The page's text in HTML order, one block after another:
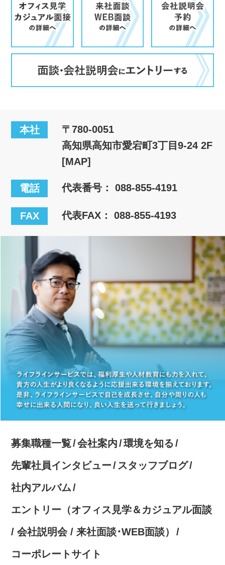
本社
〒780-0051
高知県高知市愛宕町3丁目9-24 2F
[MAP]
電話 代表番号：088-855-4191
FAX 代表FAX： 088-855-4193
募集職種一覧 会社案内
環境を知る
先輩社員インタビュー
スタッフブログ
社内アルバム
エントリー（オフィス見学＆カジュアル面談
/ 会社説明会 / 来社面談･WEB面談）
コーポレートサイト